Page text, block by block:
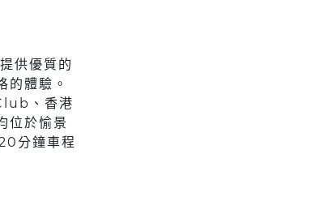
供優質的
的體驗。
、香港
位於愉景
分鐘車程